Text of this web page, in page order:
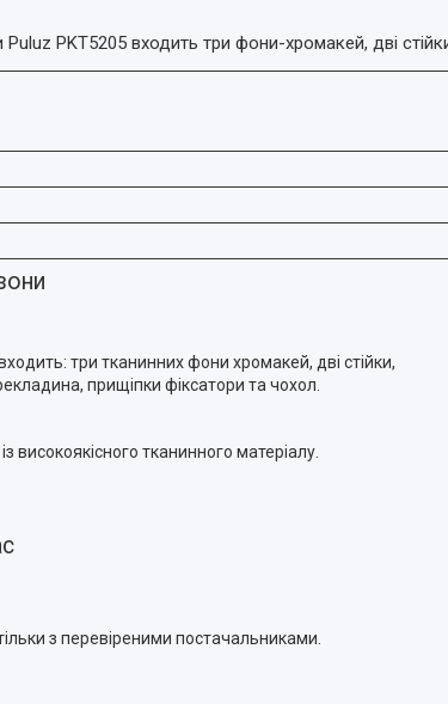
PKT5205 входить три фони-хромакей, дві
три тканинних фони хромакей, дві стійки,
прищіпки фіксатори та чохол.
високоякісного тканинного матеріалу.
з перевіреними постачальниками.